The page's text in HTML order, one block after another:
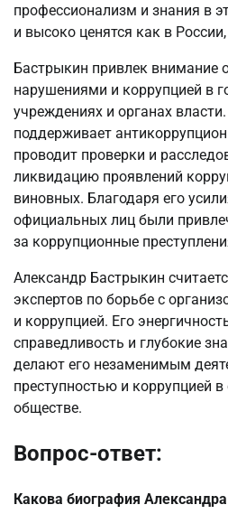
профессионализм и знания в
и высоко ценятся как в
Бастрыкин привлек внимание
нарушениями и коррупцией в
учреждениях и органах
поддерживает
проводит проверки и
ликвидацию проявлений
виновных. Благодаря его
официальных лиц были
за коррупционные
Александр Бастрыкин
экспертов по борьбе с
и коррупцией. Его
справедливость и глубокие
делают его незаменимым
преступностью и коррупцией
обществе.
Вопрос-ответ:
Какова биография